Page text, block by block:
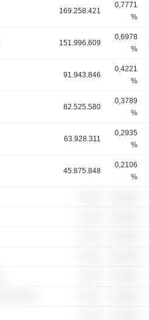
169.258.421
0,7771
%
151.996.609
0,6978
%
91.943.846
0,4221
%
82.525.580
0,3789
%
63.928.311
0,2935
%
45.875.848
0,2106
%